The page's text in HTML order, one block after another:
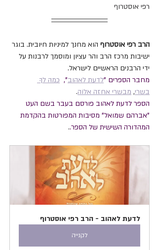
רפי אוסטרוף
הרב רפי אוסטרוף הוא מחנך למיניות חיובית. בוגר
ישיבות מרכז הרב והר עציון ומוסמך לרבנות על
ידי הרבנים הראשיים לישראל.
מחבר הספרים "לדעת לאהוב", כמהּ לךָ
בשרי, מבשרי אחזה אלוֹה.
הספר לדעת לאהוב פורסם בעבר בשם העט
"אברהם שמואל" מסיבות המפורטות בהקדמת
המהדורה השישית של הספר..
לדעת לאהוב - הרב רפי אוסטרוף
לקנייה